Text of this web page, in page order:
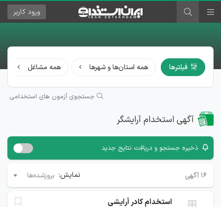
ورود کاربر
فیلترها همه استان‌ها و شهرها همه مشاغل
جستجوی آزمون های استخدامی
آگهی استخدام آرایشگر
ذخیره جستجو و دریافت نتایج جدید
۱۶ آگهی نمایش: بروزشده‌ها
استخدام کادر آرایشی